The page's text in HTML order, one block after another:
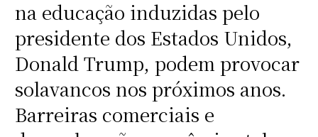
na educação induzidas pelo
presidente dos Estados Unidos,
Donald Trump, podem provocar
solavancos nos próximos anos.
Barreiras comerciais e